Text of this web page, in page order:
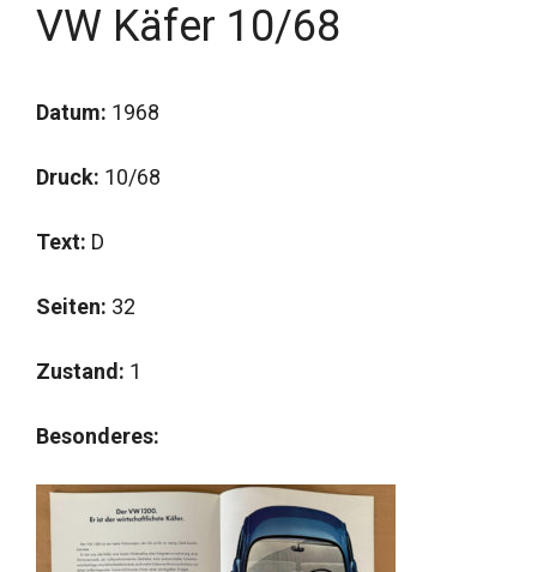
VW Käfer 10/68
Datum: 1968
Druck: 10/68
Text: D
Seiten: 32
Zustand: 1
Besonderes: